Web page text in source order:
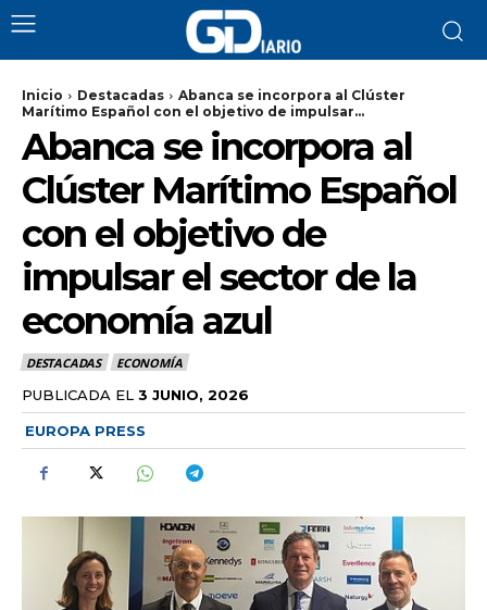
Inicio Destacadas
Abanca se incorpora al Clúster
Marítimo Español con el objetivo de impulsar...
Abanca se incorpora al
Clúster Marítimo Español
con el objetivo de
impulsar el sector de la
economía azul
DESTACADAS ECONOMÍA
PUBLICADA EL 3 JUNIO, 2026
EUROPA PRESS